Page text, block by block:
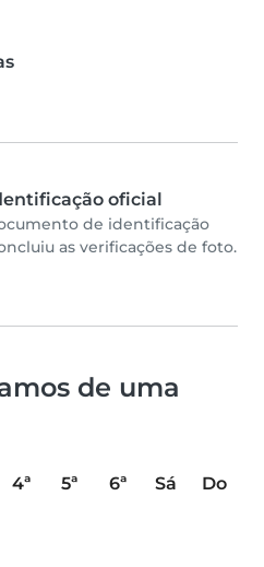
oficial
de identificação
as verificações de foto.
de uma
4ª 5ª 6ª Sá
Do